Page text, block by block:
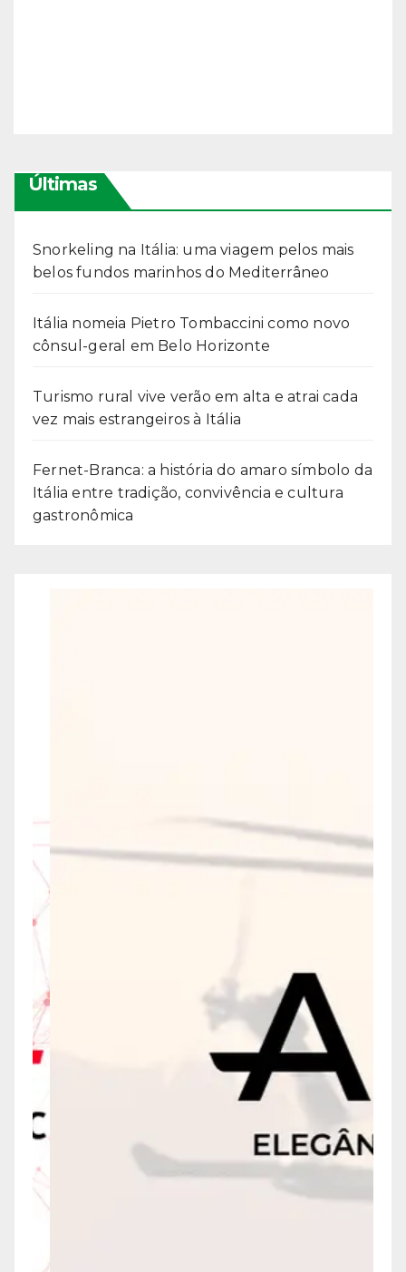
Últimas
Snorkeling na Itália: uma viagem pelos mais
belos fundos marinhos do Mediterrâneo
Itália nomeia Pietro Tombaccini como novo
cônsul-geral em Belo Horizonte
Turismo rural vive verão em alta e atrai cada
vez mais estrangeiros à Itália
Fernet-Branca: a história do amaro símbolo da
Itália entre tradição, convivência e cultura
gastronômica